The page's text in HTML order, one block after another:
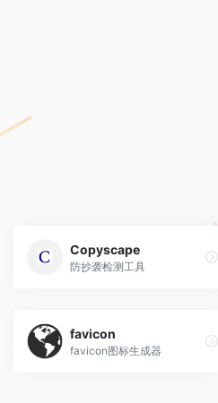
Copyscape
防抄袭检测工具
favicon
favicon图标生成器